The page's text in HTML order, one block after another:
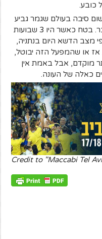
כובע.
סיבה בעולם שגמר גביע
הטוטו ישוחק באמצע חודש דצמבר. בטח כאשר היו 3 שבועות
מצב הדשא היום בנתניה,
או שהמפעל הזה יבוטל,
מוקדם, אבל באמת אין
כאלה של העונה.
Credit to "Maccabi Tel